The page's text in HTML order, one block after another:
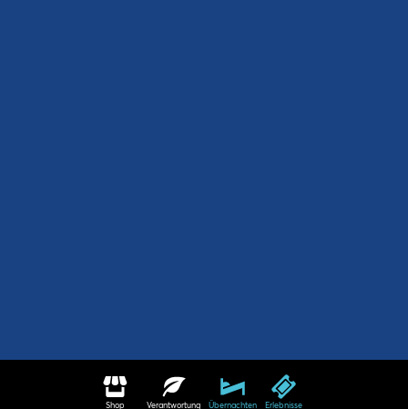
Shop Verantwortung Übernachten Erlebnisse